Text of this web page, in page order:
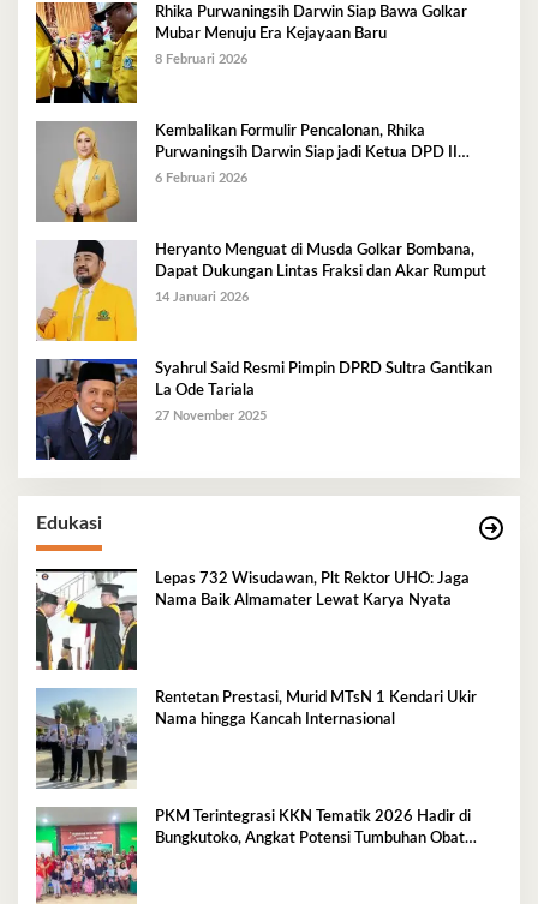
Rhika Purwaningsih Darwin Siap Bawa Golkar
Mubar Menuju Era Kejayaan Baru
8 Februari 2026
Kembalikan Formulir Pencalonan, Rhika
Purwaningsih Darwin Siap jadi Ketua DPD II
Golkar Mubar
6 Februari 2026
Heryanto Menguat di Musda Golkar Bombana,
Dapat Dukungan Lintas Fraksi dan Akar Rumput
14 Januari 2026
Syahrul Said Resmi Pimpin DPRD Sultra Gantikan
La Ode Tariala
27 November 2025
Edukasi
Lepas 732 Wisudawan, Plt Rektor UHO: Jaga
Nama Baik Almamater Lewat Karya Nyata
Rentetan Prestasi, Murid MTsN 1 Kendari Ukir
Nama hingga Kancah Internasional
PKM Terintegrasi KKN Tematik 2026 Hadir di
Bungkutoko, Angkat Potensi Tumbuhan Obat